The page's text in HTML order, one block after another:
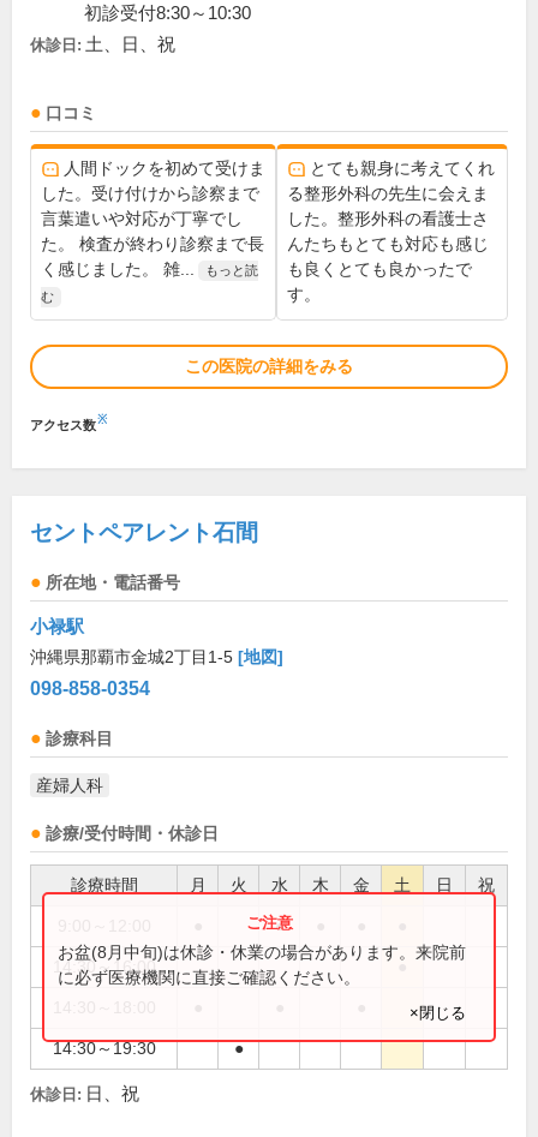
初診受付8:30～10:30
休診日: 土、日、祝
口コミ
人間ドックを初めて受けま
した。受け付けから診察まで
言葉遣いや対応が丁寧でし
た。 検査が終わり診察まで長
く感じました。 雑...
もっと読
む
とても親身に考えてくれ
る整形外科の先生に会えま
した。整形外科の看護士さ
んたちもとても対応も感じ
も良くとても良かったで
す。
この医院の詳細をみる
アクセス数※
セントペアレント石間
所在地・電話番号
小禄駅
沖縄県那覇市金城2丁目1-5 [地図]
098-858-0354
診療科目
産婦人科
診療/受付時間・休診日
診療時間 月 火 水 木 金 土 日 祝
●
14:30～16:00 ●
14:30～19:30 ●
お盆(8月中旬)は休診・休業の場合があります。来院前
に必ず医療機関に直接ご確認ください。
×閉じる
休診日: 日、祝